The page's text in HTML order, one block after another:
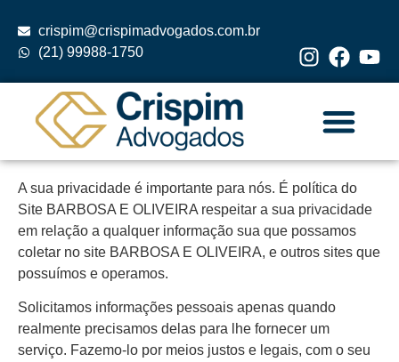
crispim@crispimadvogados.com.br
(21) 99988-1750
A sua privacidade é importante para nós. É política do
Site BARBOSA E OLIVEIRA respeitar a sua privacidade
em relação a qualquer informação sua que possamos
coletar no site BARBOSA E OLIVEIRA, e outros sites que
possuímos e operamos.
Solicitamos informações pessoais apenas quando
realmente precisamos delas para lhe fornecer um
serviço. Fazemo-lo por meios justos e legais, com o seu